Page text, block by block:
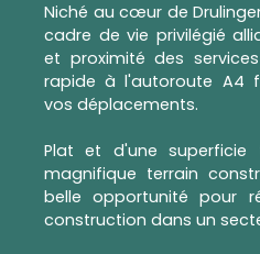
Niché au cœur de
cadre de vie privilégié
et proximité des
rapide à l'autoroute A4
vos déplacements.
Plat et d'une
magnifique terrain
belle opportunité pour
construction dans un